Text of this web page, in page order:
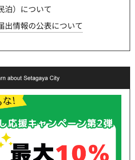
泊）について
出情報の公表について